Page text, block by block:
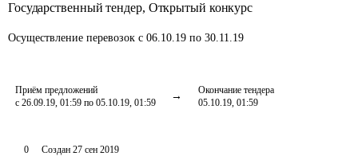
Государственный тендер, Открытый конкурс
Осуществление перевозок с 06.10.19 по 30.11.19
Приём предложений
с 26.09.19, 01:59 по 05.10.19, 01:59
Окончание тендера
05.10.19, 01:59
0 Создан 27 сен 2019